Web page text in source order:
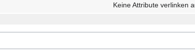
Keine Attribute verlinken